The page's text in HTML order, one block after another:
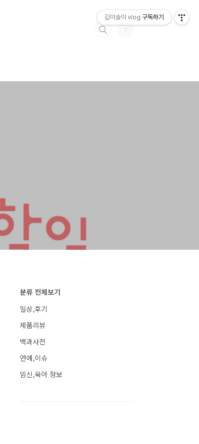
분류 전체보기
일상,후기
제품리뷰
백과사전
연예,이슈
임신,육아 정보
김이슬이 vlog 구독하기